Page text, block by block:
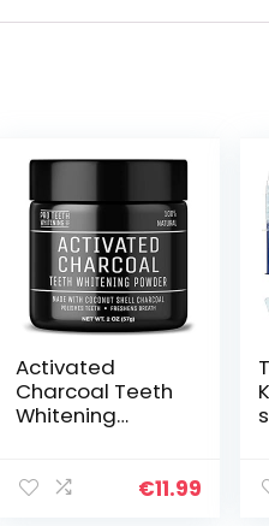
Activated
Charcoal Teeth
Whitening
Poeder voor €11.99